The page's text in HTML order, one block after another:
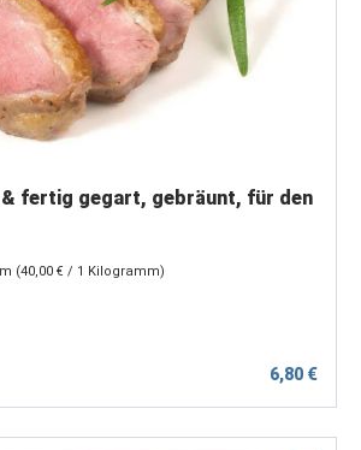
fertig gegart, gebräunt, für den
(40,00 € / 1 Kilogramm)
6,80 €